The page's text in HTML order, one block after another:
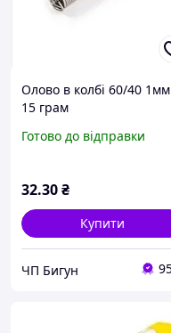
Олово в колбі 60/40
15 грам
Готово до відправки
32.30₴
Купити
ЧП Бигун